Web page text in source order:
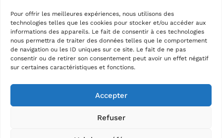
Pour offrir les meilleures expériences, nous utilisons des
technologies telles que les cookies pour stocker et/ou accéder aux
informations des appareils. Le fait de consentir à ces technologies
nous permettra de traiter des données telles que le comportement
de navigation ou les ID uniques sur ce site. Le fait de ne pas
consentir ou de retirer son consentement peut avoir un effet négatif
sur certaines caractéristiques et fonctions.
Accepter
Refuser